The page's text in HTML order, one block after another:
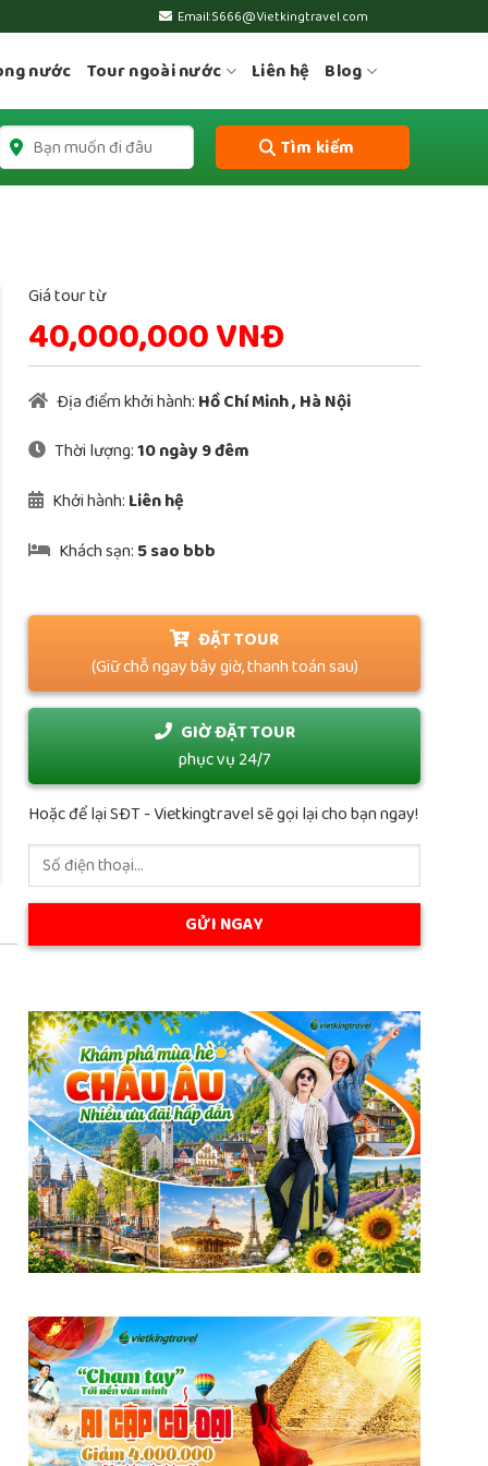
Email:S666@Vietkingtravel.com
nước Tour ngoài nước Liên hệ Blog
Tìm kiếm
Giá tour từ
40,000,000 VNĐ
Địa điểm khởi hành: Hồ Chí Minh, Hà Nội
Thời lượng:10 ngày 9 đêm
Khởi hành: Liên hệ
Khách sạn: 5 sao bbb
ĐẶT TOUR
(Giữ chỗ ngay bây giờ, thanh toán sau)
GIỜ ĐẶT TOUR
phục vụ 24/7
Hoặc để lại SĐT - Vietkingtravel sẽ gọi lại cho bạn ngay!